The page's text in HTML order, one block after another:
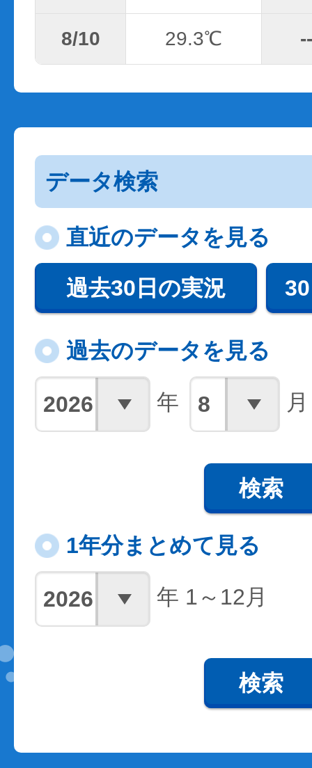
8/10 29.3℃ --
データ検索
直近のデータを見る
過去30日の実況
過去のデータを見る
年 月
検索
1年分まとめて見る
年 1～12月
検索